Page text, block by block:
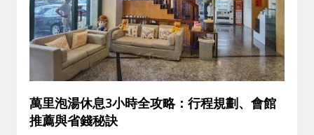
萬里泡湯休息3小時全攻略：行程規劃、會館
推薦與省錢秘訣